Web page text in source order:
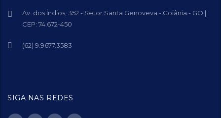
Av. dos Índios, 352 - Setor Santa Genoveva - Goiânia - GO |
CEP: 74.672-450
(62) 9.9677.3583
SIGA NAS REDES